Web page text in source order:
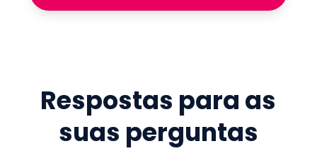
Respostas para as
suas perguntas